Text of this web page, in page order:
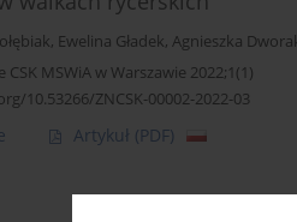
, Ewelina Gładek, Agnieszka
MSWiA w Warszawie 2022;1(1)
10.53266/ZNCSK-00002-2022-03
Artykuł (PDF)